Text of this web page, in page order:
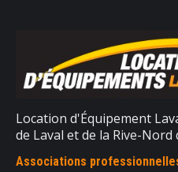
Location d'Équipement
de Laval et de la Rive-
Associations